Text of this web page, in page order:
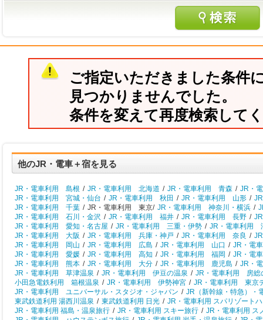
ご指定いただきました条件
見つかりませんでした。
条件を変えて再度検索して
他のJR・電車＋宿を見る
JR・電車利用 島根 / JR・電車利用 北海道 / JR・電車利用 青森 / JR・
JR・電車利用 宮城・仙台 / JR・電車利用 秋田 / JR・電車利用 山形 /
JR・電車利用 千葉 / JR・電車利用 東京/ JR・電車利用 神奈川・横浜 /
JR・電車利用 石川・金沢 / JR・電車利用 福井 / JR・電車利用 長野 /
JR・電車利用 愛知・名古屋 / JR・電車利用 三重・伊勢 / JR・電車利用
JR・電車利用 大阪 / JR・電車利用 兵庫・神戸 / JR・電車利用 奈良 /
JR・電車利用 岡山 / JR・電車利用 広島 / JR・電車利用 山口 / JR・電
JR・電車利用 愛媛 / JR・電車利用 高知 / JR・電車利用 福岡 / JR・電
JR・電車利用 熊本 / JR・電車利用 大分 / JR・電車利用 鹿児島 / JR・
JR・電車利用 草津温泉 / JR・電車利用 伊豆の温泉 / JR・電車利用 房総
小田急電鉄利用 箱根温泉 / JR・電車利用 伊勢神宮 / JR・電車利用 東京
JR・電車利用 ユニバーサル・スタジオ・ジャパン / JR（新幹線・特急）・
東武鉄道利用 湯西川温泉 / 東武鉄道利用 日光 / JR・電車利用 スパリゾート
JR・電車利用 福島・温泉旅行 / JR・電車利用 スキー旅行 / JR・電車利用 ス